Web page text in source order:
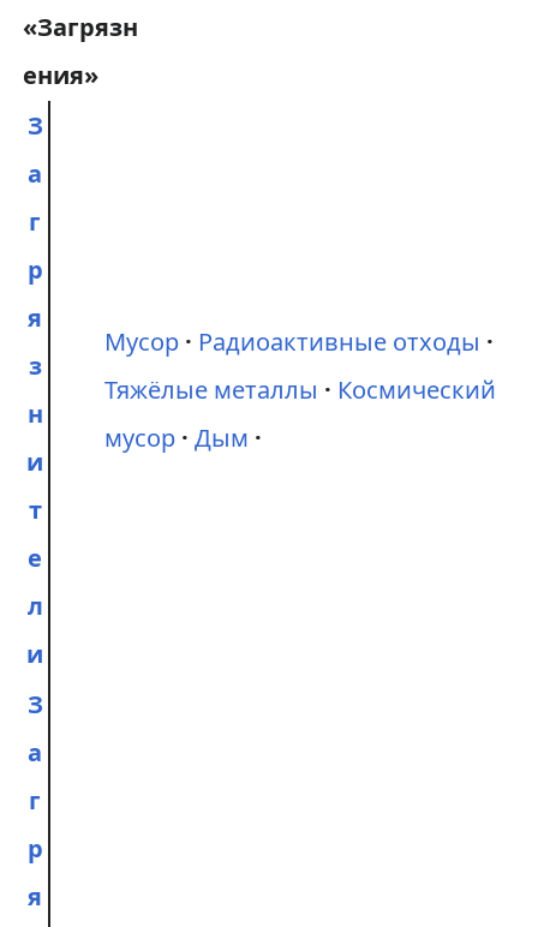
З
а
г
р
я
з
н
и
т
е
л
и
Мусор
Радиоактивные отходы
Тяжёлые металлы
Космический
мусор Дым
З
а
г
р
я